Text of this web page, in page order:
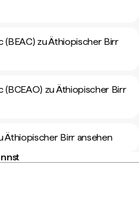
(BEAC) zu Äthiopischer Birr
(BCEAO) zu Äthiopischer Birr
Äthiopischer Birr ansehen